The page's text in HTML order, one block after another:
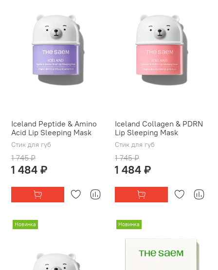
Iceland Peptide & Amino
Acid Lip Sleeping Mask
Стик для губ
1 745 ₽
1 484 ₽
Iceland Collagen & PDRN
Lip Sleeping Mask
Стик для губ
1 745 ₽
1 484 ₽
Новинка Новинка